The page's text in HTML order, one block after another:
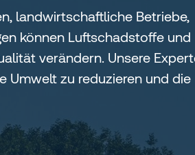
landwirtschaftliche Betriebe,
können Luftschadstoffe und
verändern. Unsere
Umwelt zu reduzieren und die